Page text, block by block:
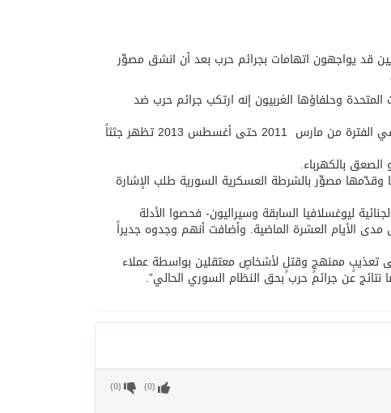
قد يواجهون اتهامات بجرائم حرب بعد أن انشق مصوِّر
وحلفاؤها الغربيون إنه ارتكب جرائم حرب ضد
لكن الأدلة التي قدّمها المنشق وتسجل وفيات أشخاص كانوا قيد الاعتقال في الفترة من مارس 2011 حتى أغسطس 2013 تظهر جثثاً
بالكهرباء.
وقدّمها مصوِّر بالشرطة العسكرية السورية طلب الإشارة
ليوغسلافيا السابقة وسيراليون- فحصوا الأدلة
الأيام العشرة الماضية. وأضافت أنهم وجدوه جديراً
تعذيبٍ ممنهجٍ وقتلٍ لأشخاصٍ معتقلين بواسطة عملاء
عن جرائم حرب بحق النظام السوري الحالي”.
(
0
) (
0
)